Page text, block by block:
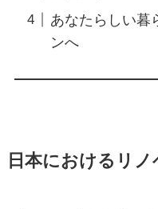
あなたらしい暮
ンへ
日本におけるリ